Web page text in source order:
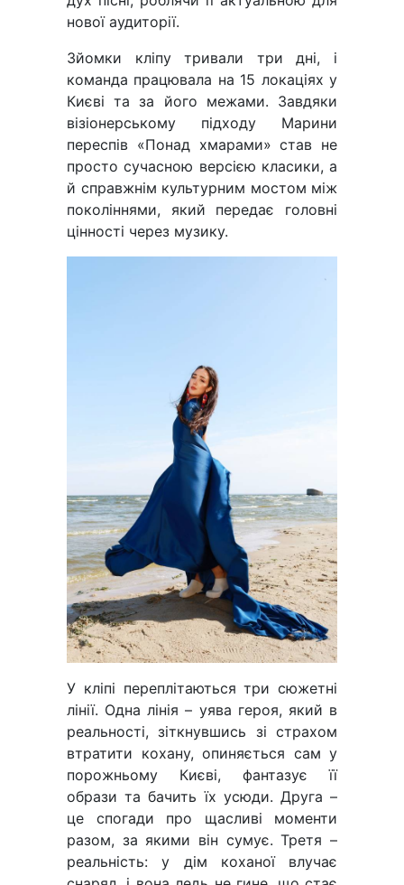
нової аудиторії.
Зйомки кліпу тривали три дні, і
команда працювала на 15 локаціях у
Києві та за його межами. Завдяки
візіонерському підходу Марини
переспів «Понад хмарами» став не
просто сучасною версією класики, а
й справжнім культурним мостом між
поколіннями, який передає головні
цінності через музику.
У кліпі переплітаються три сюжетні
лінії. Одна лінія – уява героя, який в
реальності, зіткнувшись зі страхом
втратити кохану, опиняється сам у
порожньому Києві, фантазує її
образи та бачить їх усюди. Друга –
це спогади про щасливі моменти
разом, за якими він сумує. Третя –
реальність: у дім коханої влучає